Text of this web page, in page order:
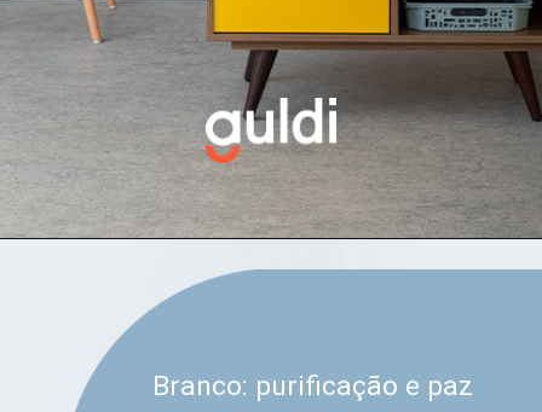
Branco: purificação e paz